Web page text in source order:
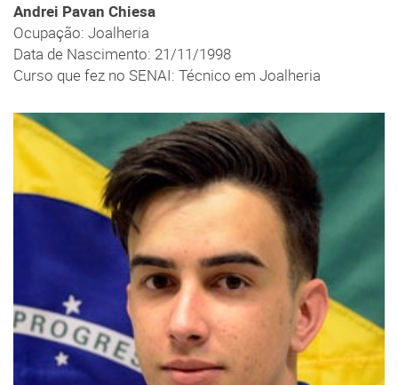
Andrei Pavan Chiesa
Ocupação: Joalheria
Data de Nascimento: 21/11/1998
Curso que fez no SENAI: Técnico em Joalheria